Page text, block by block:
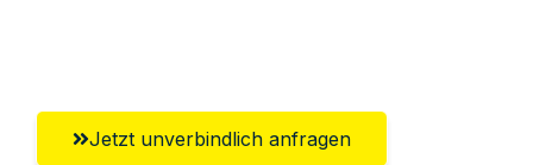
Jetzt unverbindlich anfragen